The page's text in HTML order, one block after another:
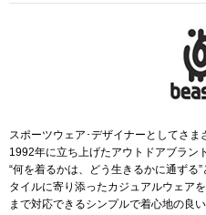
スポーツウェア･デザイナーとしてさ
1992年に立ち上げたアウトドアブラン
“何を着るかは、どう生きるかに通ずる
タイルに寄り添ったカジュアルウェア
まで対応できるシンプルで着心地の良